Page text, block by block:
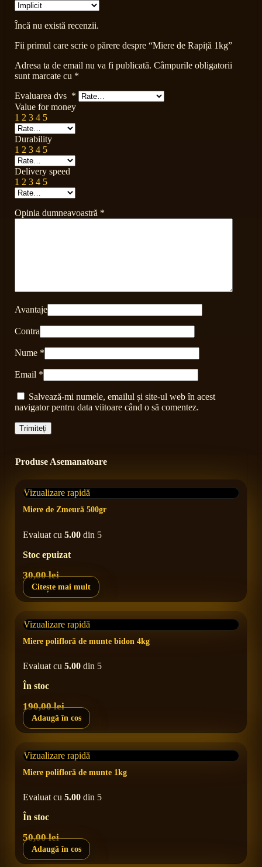
Încă nu există recenzii.
Fii primul care scrie o părere despre “Miere de Rapiță 1kg”
Adresa ta de email nu va fi publicată. Câmpurile obligatorii
sunt marcate cu *
Evaluarea dvs *
Value for money
1 2 3 4 5
Durability
1 2 3 4 5
Delivery speed
1 2 3 4 5
Opinia dumneavoastră *
Avantaje
Contra
Nume *
Email *
Salvează-mi numele, emailul și site-ul web în acest
navigator pentru data viitoare când o să comentez.
Produse Asemanatoare
Vizualizare rapidă
Miere de Zmeură 500gr
Evaluat cu 5.00 din 5
Stoc epuizat
30,00lei
Citește mai mult
Vizualizare rapidă
Miere polifloră de munte bidon 4kg
Evaluat cu 5.00 din 5
În stoc
190,00lei
Adaugă în cos
Vizualizare rapidă
Miere polifloră de munte 1kg
Evaluat cu 5.00 din 5
În stoc
50,00lei
Adaugă în cos